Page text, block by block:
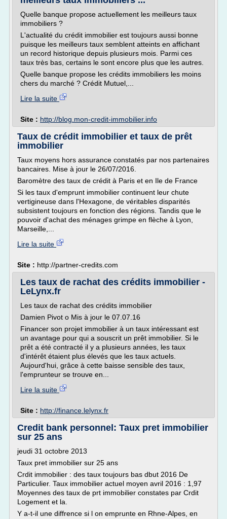
Quelle banque propose actuellement les meilleurs taux
immobiliers ?
L'actualité du crédit immobilier est toujours aussi bonne
puisque les meilleurs taux semblent atteints en affichant
un record historique depuis plusieurs mois. Parmi ces
taux très bas, certains le sont encore plus que les autres.
Quelle banque propose les crédits immobiliers les moins
chers du marché ? Crédit Mutuel,...
Lire la suite
Site : http://blog.mon-credit-immobilier.info
Taux de crédit immobilier et taux de prêt
immobilier
Taux moyens hors assurance constatés par nos partenaires
bancaires. Mise à jour le 26/07/2016.
Baromètre des taux de crédit à Paris et en Ile de France
Si les taux d'emprunt immobilier continuent leur chute
vertigineuse dans l'Hexagone, de véritables disparités
subsistent toujours en fonction des régions. Tandis que le
pouvoir d'achat des ménages grimpe en flèche à Lyon,
Marseille,...
Lire la suite
Site : http://partner-credits.com
Les taux de rachat des crédits immobilier -
LeLynx.fr
Les taux de rachat des crédits immobilier
Damien Pivot o Mis à jour le 07.07.16
Financer son projet immobilier à un taux intéressant est
un avantage pour qui a souscrit un prêt immobilier. Si le
prêt a été contracté il y a plusieurs années, les taux
d'intérêt étaient plus élevés que les taux actuels.
Aujourd'hui, grâce à cette baisse sensible des taux,
l'emprunteur se trouve en...
Lire la suite
Site : http://finance.lelynx.fr
Credit bank personnel: Taux pret immobilier
sur 25 ans
jeudi 31 octobre 2013
Taux pret immobilier sur 25 ans
Crdit immobilier : des taux toujours bas dbut 2016 De
Particulier. Taux immobilier actuel moyen avril 2016 : 1,97
Moyennes des taux de prt immobilier constates par Crdit
Logement et la.
Y a-t-il une diffrence si l on emprunte en Rhne-Alpes, en